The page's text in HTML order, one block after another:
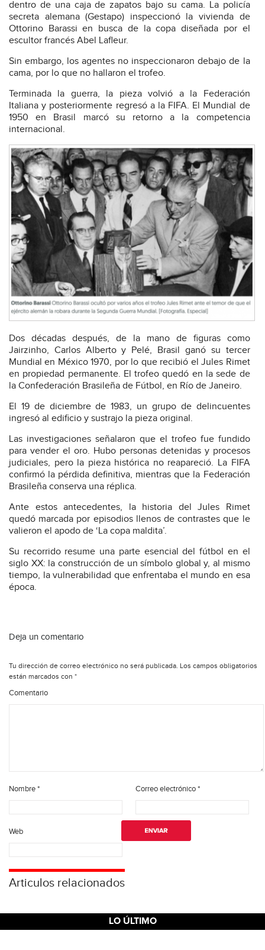
dentro de una caja de zapatos bajo su cama. La policía
secreta alemana (Gestapo) inspeccionó la vivienda de
Ottorino Barassi en busca de la copa diseñada por el
escultor francés Abel Lafleur.
Sin embargo, los agentes no inspeccionaron debajo de la
cama, por lo que no hallaron el trofeo.
Terminada la guerra, la pieza volvió a la Federación
Italiana y posteriormente regresó a la FIFA. El Mundial de
1950 en Brasil marcó su retorno a la competencia
internacional.
Dos décadas después, de la mano de figuras como
Jairzinho, Carlos Alberto y Pelé, Brasil ganó su tercer
Mundial en México 1970, por lo que recibió el Jules Rimet
en propiedad permanente. El trofeo quedó en la sede de
la Confederación Brasileña de Fútbol, en Río de Janeiro.
El 19 de diciembre de 1983, un grupo de delincuentes
ingresó al edificio y sustrajo la pieza original.
Las investigaciones señalaron que el trofeo fue fundido
para vender el oro. Hubo personas detenidas y procesos
judiciales, pero la pieza histórica no reapareció. La FIFA
confirmó la pérdida definitiva, mientras que la Federación
Brasileña conserva una réplica.
Ante estos antecedentes, la historia del Jules Rimet
quedó marcada por episodios llenos de contrastes que le
valieron el apodo de ‘La copa maldita’.
Su recorrido resume una parte esencial del fútbol en el
siglo XX: la construcción de un símbolo global y, al mismo
tiempo, la vulnerabilidad que enfrentaba el mundo en esa
época.
Deja un comentario
Tu dirección de correo electrónico no será publicada. Los campos obligatorios
están marcados con *
Comentario
Nombre* Correo electrónico*
Web
Articulos relacionados
LO ÚLTIMO